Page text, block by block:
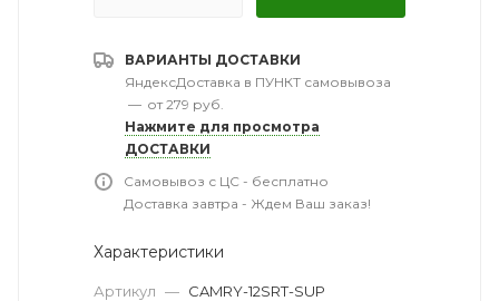
ВАРИАНТЫ ДОСТАВКИ
ЯндексДоставка в ПУНКТ самовывоза
— от 279 руб.
Нажмите для просмотра
ДОСТАВКИ
Самовывоз с ЦС - бесплатно
Доставка завтра - Ждем Ваш заказ!
Характеристики
Артикул — CAMRY-12SRT-SUP